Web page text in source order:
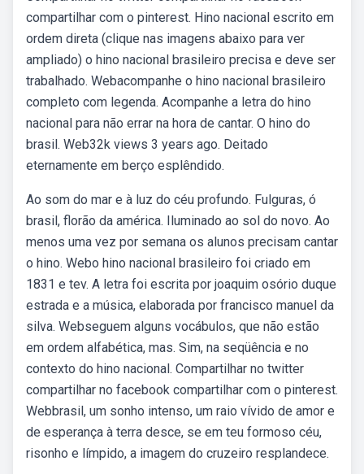
compartilhar com o pinterest. Hino nacional escrito em
ordem direta (clique nas imagens abaixo para ver
ampliado) o hino nacional brasileiro precisa e deve ser
trabalhado. Webacompanhe o hino nacional brasileiro
completo com legenda. Acompanhe a letra do hino
nacional para não errar na hora de cantar. O hino do
brasil. Web32k views 3 years ago. Deitado
eternamente em berço esplêndido.
Ao som do mar e à luz do céu profundo. Fulguras, ó
brasil, florão da américa. Iluminado ao sol do novo. Ao
menos uma vez por semana os alunos precisam cantar
o hino. Webo hino nacional brasileiro foi criado em
1831 e tev. A letra foi escrita por joaquim osório duque
estrada e a música, elaborada por francisco manuel da
silva. Webseguem alguns vocábulos, que não estão
em ordem alfabética, mas. Sim, na seqüência e no
contexto do hino nacional. Compartilhar no twitter
compartilhar no facebook compartilhar com o pinterest.
Webbrasil, um sonho intenso, um raio vívido de amor e
de esperança à terra desce, se em teu formoso céu,
risonho e límpido, a imagem do cruzeiro resplandece.